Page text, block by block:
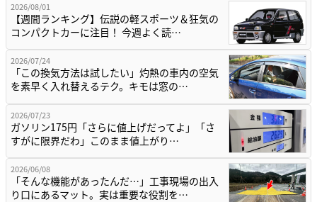
2026/08/01
【週間ランキング】伝説の軽スポーツ＆狂気の
コンパクトカーに注目！ 今週よく読…
2026/07/24
「この換気方法は試したい」灼熱の車内の空気
を素早く入れ替えるテク。キモは窓の…
2026/07/23
ガソリン175円「さらに値上げだってよ」「さ
すがに限界だわ」このまま値上がり…
2026/06/08
「そんな機能があったんだ…」工事現場の出入
り口にあるマット。実は重要な役割を…